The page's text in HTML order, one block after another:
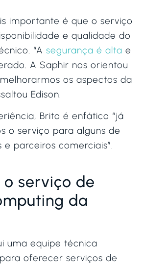
importante é que o serviço
e qualidade do
“A segurança é alta e
A Saphir nos orientou
os aspectos da
Edison.
Brito é enfático “já
o serviço para alguns de
e parceiros comerciais”.
o serviço de
da
uma equipe técnica
oferecer serviços de